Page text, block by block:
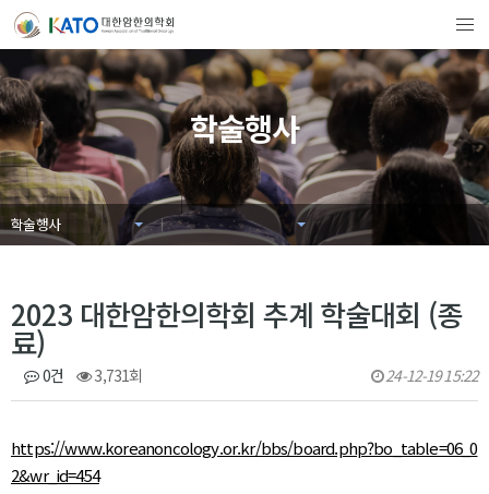
학술행사
학술행사
2023 대한암한의학회 추계 학술대회 (종
료)
0건 3,731회 24-12-19 15:22
https://www.koreanoncology.or.kr/bbs/board.php?bo_table=06_0
2&wr_id=454